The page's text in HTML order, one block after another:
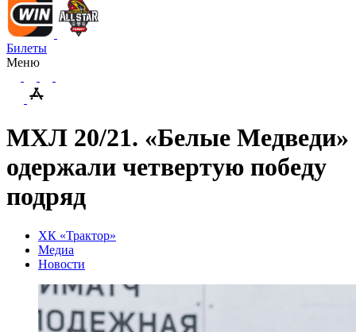
Билеты
Меню
МХЛ 20/21. «Белые Медведи»
одержали четвертую победу
подряд
ХК «Трактор»
Медиа
Новости